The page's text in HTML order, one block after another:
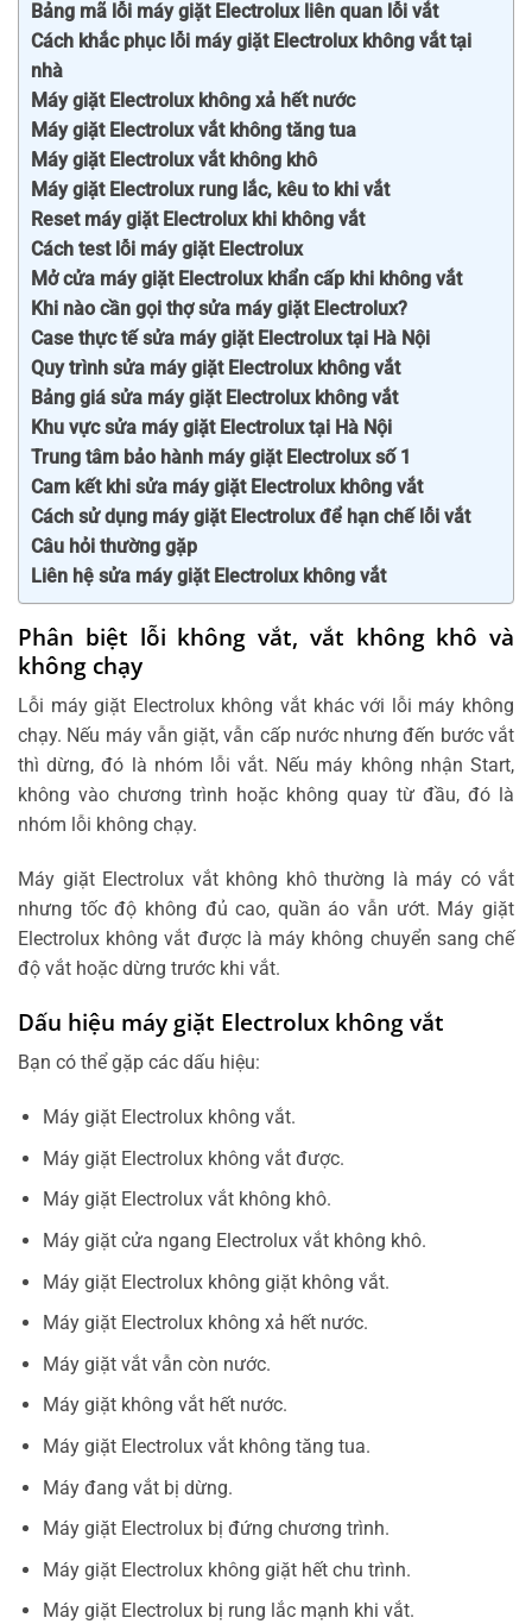
Bảng mã lỗi máy giặt Electrolux liên quan lỗi vắt
Cách khắc phục lỗi máy giặt Electrolux không vắt tại
nhà
Máy giặt Electrolux không xả hết nước
Máy giặt Electrolux vắt không tăng tua
Máy giặt Electrolux vắt không khô
Máy giặt Electrolux rung lắc, kêu to khi vắt
Reset máy giặt Electrolux khi không vắt
Cách test lỗi máy giặt Electrolux
Mở cửa máy giặt Electrolux khẩn cấp khi không vắt
Khi nào cần gọi thợ sửa máy giặt Electrolux?
Case thực tế sửa máy giặt Electrolux tại Hà Nội
Quy trình sửa máy giặt Electrolux không vắt
Bảng giá sửa máy giặt Electrolux không vắt
Khu vực sửa máy giặt Electrolux tại Hà Nội
Trung tâm bảo hành máy giặt Electrolux số 1
Cam kết khi sửa máy giặt Electrolux không vắt
Cách sử dụng máy giặt Electrolux để hạn chế lỗi vắt
Câu hỏi thường gặp
Liên hệ sửa máy giặt Electrolux không vắt
Phân biệt lỗi không vắt, vắt không khô và
không chạy
Lỗi máy giặt Electrolux không vắt khác với lỗi máy không
chạy. Nếu máy vẫn giặt, vẫn cấp nước nhưng đến bước vắt
thì dừng, đó là nhóm lỗi vắt. Nếu máy không nhận Start,
không vào chương trình hoặc không quay từ đầu, đó là
nhóm lỗi không chạy.
Máy giặt Electrolux vắt không khô thường là máy có vắt
nhưng tốc độ không đủ cao, quần áo vẫn ướt. Máy giặt
Electrolux không vắt được là máy không chuyển sang chế
độ vắt hoặc dừng trước khi vắt.
Dấu hiệu máy giặt Electrolux không vắt
Bạn có thể gặp các dấu hiệu:
Máy giặt Electrolux không vắt.
Máy giặt Electrolux không vắt được.
Máy giặt Electrolux vắt không khô.
Máy giặt cửa ngang Electrolux vắt không khô.
Máy giặt Electrolux không giặt không vắt.
Máy giặt Electrolux không xả hết nước.
Máy giặt vắt vẫn còn nước.
Máy giặt không vắt hết nước.
Máy giặt Electrolux vắt không tăng tua.
Máy đang vắt bị dừng.
Máy giặt Electrolux bị đứng chương trình.
Máy giặt Electrolux không giặt hết chu trình.
Máy giặt Electrolux bị rung lắc mạnh khi vắt.